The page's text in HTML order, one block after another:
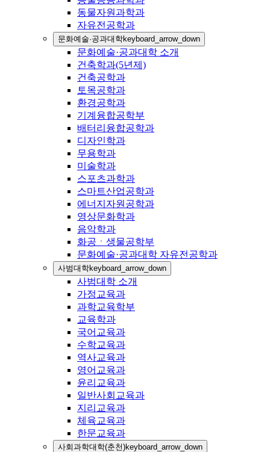
동물자원과학과
자유전공학과
문화예술·공과대학keyboard_arrow_down
문화예술·공과대학 소개
건축학과(5년제)
건축공학과
토목공학과
환경공학과
기계융합공학부
배터리융합공학과
디자인학과
무용학과
미술학과
스포츠과학과
스마트산업공학과
에너지자원공학과
영상문화학과
음악학과
화공ㆍ생물공학부
문화예술·공과대학 자유전공학과
사범대학keyboard_arrow_down
사범대학 소개
가정교육과
과학교육학부
교육학과
국어교육과
수학교육과
역사교육과
영어교육과
윤리교육과
일반사회교육과
지리교육과
체육교육과
한문교육과
사회과학대학(춘천)keyboard_arrow_down